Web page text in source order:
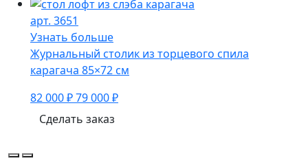
арт. 3651
Узнать больше
Журнальный столик из торцевого спила
карагача 85×72 см
82 000 ₽79 000 ₽
Сделать заказ